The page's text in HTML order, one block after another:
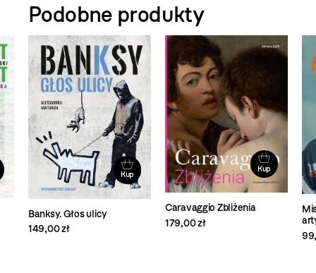
Podobne produkty
Kup
Banksy. Głos ulicy
149,00 zł
Kup
Caravaggio Zbliżenia
179,00 zł